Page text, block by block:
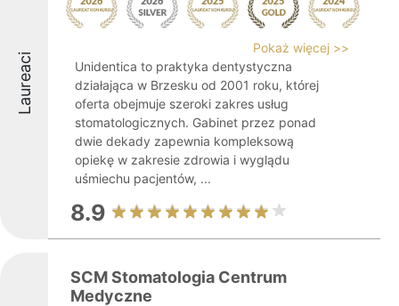
Laureaci
Pokaż więcej >>
Unidentica to praktyka dentystyczna
działająca w Brzesku od 2001 roku, której
oferta obejmuje szeroki zakres usług
stomatologicznych. Gabinet przez ponad
dwie dekady zapewnia kompleksową
opiekę w zakresie zdrowia i wyglądu
uśmiechu pacjentów, ...
8.9
SCM Stomatologia Centrum
Medyczne